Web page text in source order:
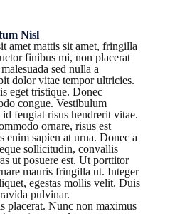
Nisl
amet mattis sit amet, fringilla
finibus mi, non placerat
sed nulla a
dolor vitae tempor ultricies.
eget tristique. Donec
congue. Vestibulum
feugiat risus hendrerit vitae.
ornare, risus est
enim sapien at urna. Donec a
sollicitudin, convallis
ut posuere est. Ut porttitor
mauris fringilla ut. Integer
egestas mollis velit. Duis
pulvinar.
placerat. Nunc non maximus